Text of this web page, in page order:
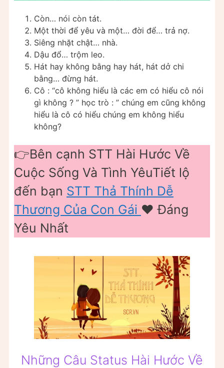
Còn… nói còn tát.
Một thời để yêu và một… đời để… trả nợ.
Siêng nhặt chật… nhà.
Dậu đổ… trộm leo.
Hát hay không bằng hay hát, hát dở chi
bằng… đừng hát.
Cô : “cô không hiểu là các em có hiểu cô nói
gì không ? ” học trò : ” chúng em cũng không
hiểu là cô có hiểu chúng em không hiểu
không?
👉Bên cạnh STT Hài Hước Về
Cuộc Sống Và Tình YêuTiết lộ
đến bạn STT Thả Thính Dễ
Thương Của Con Gái ❤️️ Đáng
Yêu Nhất
Những Câu Status Hài Hước Về